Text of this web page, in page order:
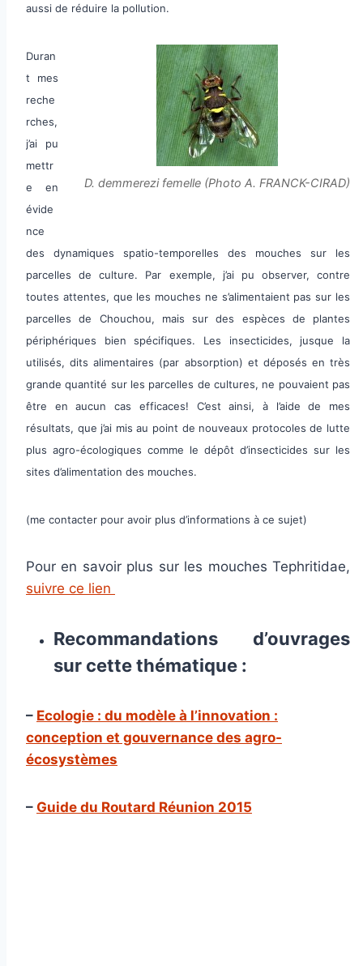
aussi de réduire la pollution.
D. demmerezi femelle (Photo A. FRANCK-CIRAD)
Duran
t mes
reche
rches,
j’ai pu
mettr
e en
évide
nce
des dynamiques spatio-temporelles des mouches sur les
parcelles de culture. Par exemple, j’ai pu observer, contre
toutes attentes, que les mouches ne s’alimentaient pas sur les
parcelles de Chouchou, mais sur des espèces de plantes
périphériques bien spécifiques. Les insecticides, jusque la
utilisés, dits alimentaires (par absorption) et déposés en très
grande quantité sur les parcelles de cultures, ne pouvaient pas
être en aucun cas efficaces! C’est ainsi, à l’aide de mes
résultats, que j’ai mis au point de nouveaux protocoles de lutte
plus agro-écologiques comme le dépôt d’insecticides sur les
sites d’alimentation des mouches.
(me contacter pour avoir plus d’informations à ce sujet)
Pour en savoir plus sur les mouches Tephritidae,
suivre ce lien
Recommandations d’ouvrages
sur cette thématique :
– Ecologie : du modèle à l’innovation :
conception et gouvernance des agro-
écosystèmes
– Guide du Routard Réunion 2015